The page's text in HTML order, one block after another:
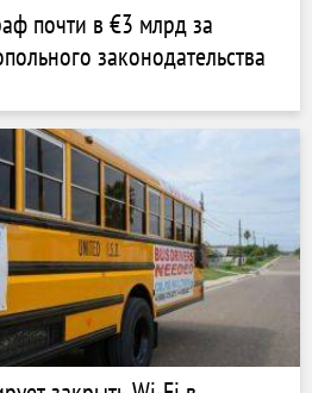
почти в €3 млрд за
законодательства